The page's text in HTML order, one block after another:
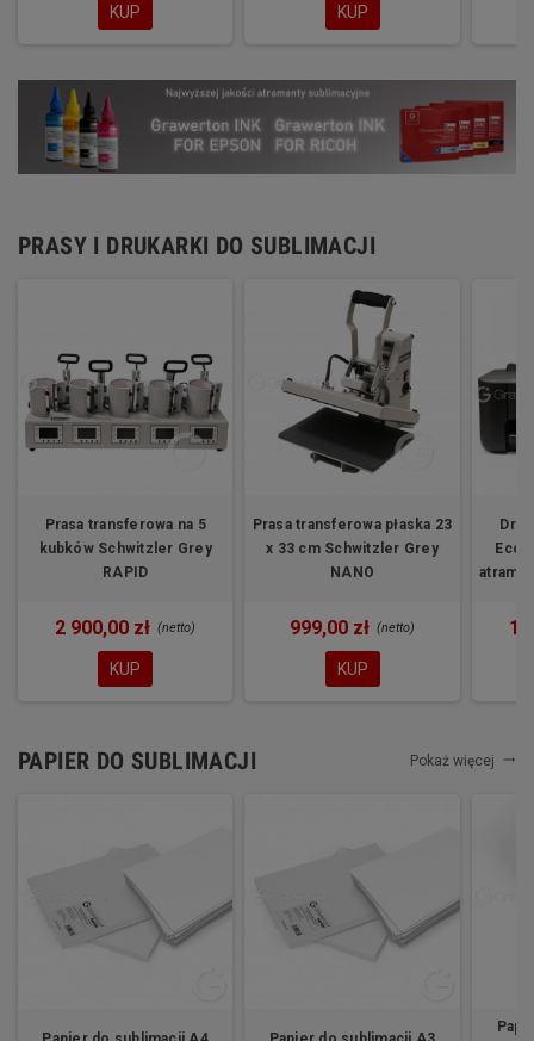
KUP KUP
PRASY I DRUKARKI DO SUBLIMACJI
Prasa transferowa na 5
kubków Schwitzler Grey
RAPID
2 900,00 zł (netto)
KUP
Prasa transferowa płaska 23
x 33 cm Schwitzler Grey
NANO
999,00 zł (netto)
KUP
1
PAPIER DO SUBLIMACJI Pokaż więcej trending_flat